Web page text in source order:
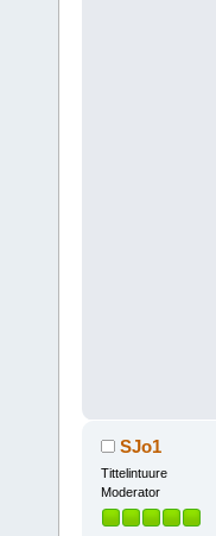
SJo1
Tittelintuure
Moderator